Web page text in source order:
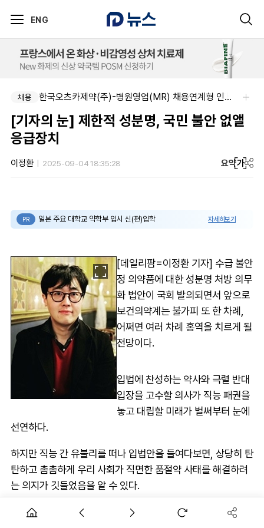
ENG
채용 주식회사 제이앤에스메디칼-도매약사님을 모십니다.
채용 한국오츠카제약(주)-병원영업(MR) 채용연계형 인턴(신입사원) 모집 공고
[기자의 눈] 제한적 성분명, 국민 불안 없앨
응급장치
이정환 2025-09-04 18:35:28 요약가
PR 일본 주요 대학교 약학부 입시 신(편)입학 자세히보기
[데일리팜=이정환 기자] 수급 불안
정 의약품에 대한 성분명 처방 의무
화 법안이 국회 발의되면서 앞으로
보건의약계는 불가피 또 한 차례,
어쩌면 여러 차례 홍역을 치르게 될
전망이다.
입법에 찬성하는 약사와 극렬 반대
입장을 고수할 의사가 직능 패권을
놓고 대립할 미래가 벌써부터 눈에
선연하다.
하지만 직능 간 유불리를 떠나 입법안을 들여다보면, 상당히 탄
탄하고 촘촘하게 우리 사회가 직면한 품절약 사태를 해결하려
는 의지가 깃들었음을 알 수 있다.
다소 과해보이는 조항은 수급 불안정약 성분명 처방 의무를 위